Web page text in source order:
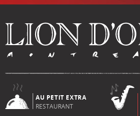
AU PETIT EXTRA
RESTAURANT